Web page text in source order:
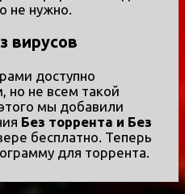
не нужно.
вирусов
доступно
но не всем такой
мы добавили
Без торрента и Без
бесплатно. Теперь
для торрента.